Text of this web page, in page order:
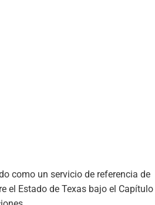
como un servicio de referencia de
el Estado de Texas bajo el Capítulo